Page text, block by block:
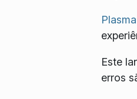
Este
erros